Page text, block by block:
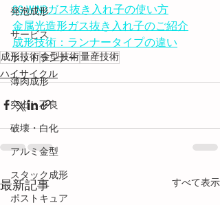
発泡成形
サービス
ホットランナー
薄肉成形
突出し不良
破壊・白化
アルミ金型
スタック成形
ポストキュア
SG-WINDガス抜き入れ子の使い方
金属光造形ガス抜き入れ子のご紹介
成形技術：ランナータイプの違い
成形技術金型技術量産技術
ハイサイクル
最新記事 すべて表示